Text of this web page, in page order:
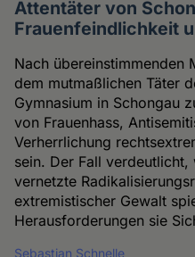
Attentäter von
Frauenfeindlichkeit
Nach übereinstimmenden
dem mutmaßlichen Täter
Gymnasium in Schongau
von Frauenhass,
Verherrlichung
sein. Der Fall
vernetzte
extremistischer Gewalt
Herausforderungen sie
Sebastian Schnelle